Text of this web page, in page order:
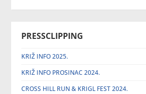
PRESSCLIPPING
KRIŽ INFO 2025.
KRIŽ INFO PROSINAC 2024.
CROSS HILL RUN & KRIGL FEST 2024.